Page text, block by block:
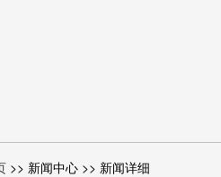
>> 新闻中心 >> 新闻详细